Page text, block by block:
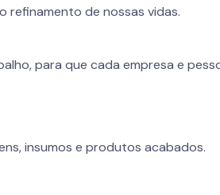
refinamento de nossas vidas.
para que cada empresa e
insumos e produtos acabados.